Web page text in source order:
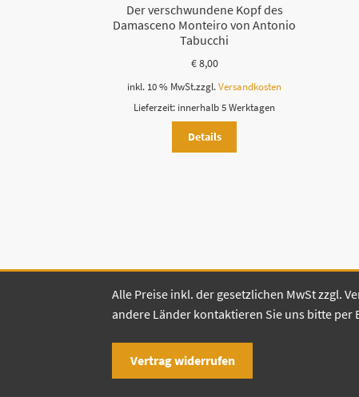
Der verschwundene Kopf des
Damasceno Monteiro von Antonio
Tabucchi
€8,00
inkl. 10 % MwSt.zzgl.Versandkosten
Lieferzeit: innerhalb 5 Werktagen
Details
Alle Preise inkl. der gesetzlichen MwSt zzgl.
andere Länder kontaktieren Sie uns bitte per
Vertrag widerrufen